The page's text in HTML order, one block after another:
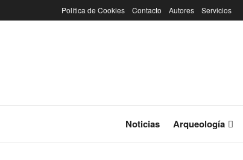
Política de Cookies Contacto Autores Servicios
Noticias Arqueología